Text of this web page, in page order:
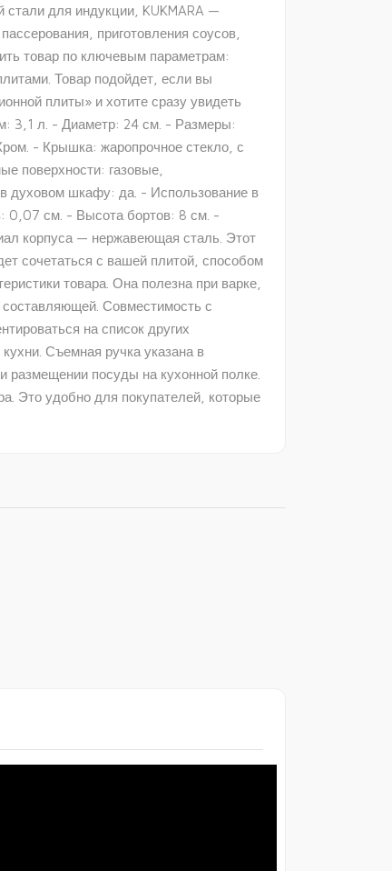
для индукции, KUKMARA —
приготовления соусов,
товар по ключевым параметрам:
Товар подойдет, если вы
плиты» и хотите сразу увидеть
3,1 л. - Диаметр: 24 см. - Размеры:
- Крышка: жаропрочное стекло, с
поверхности: газовые,
духовом шкафу: да. - Использование в
0,07 см. - Высота бортов: 8 см. -
корпуса — нержавеющая сталь. Этот
сочетаться с вашей плитой, способом
товара. Она полезна при варке,
Совместимость с
на список других
Съемная ручка указана в
размещении посуды на кухонной полке.
Это удобно для покупателей, которые